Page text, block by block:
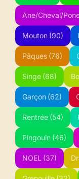
Ane/Cheval/
Mouton (90)
Pâques (76)
Singe (68)
Garçon (62)
Rentrée (54)
Pingouin (46)
NOEL (37)